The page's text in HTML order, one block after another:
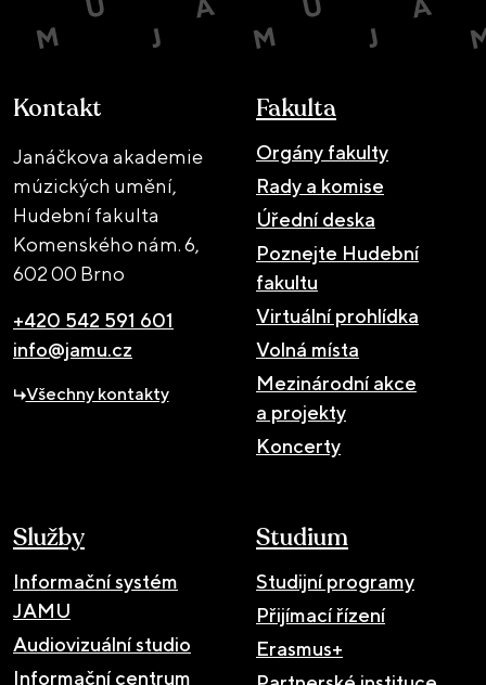
Kontakt
Janáčkova akademie
múzických umění,
Hudební fakulta
Komenského nám. 6,
602 00 Brno
+420 542 591 601
info@jamu.cz
Všechny kontakty
Fakulta
Orgány fakulty
Rady a komise
Úřední deska
Poznejte Hudební
fakultu
Virtuální prohlídka
Volná místa
Mezinárodní akce
a projekty
Koncerty
Služby
Informační systém
JAMU
Audiovizuální studio
Informační centrum
Studium
Studijní programy
Přijímací řízení
Erasmus+